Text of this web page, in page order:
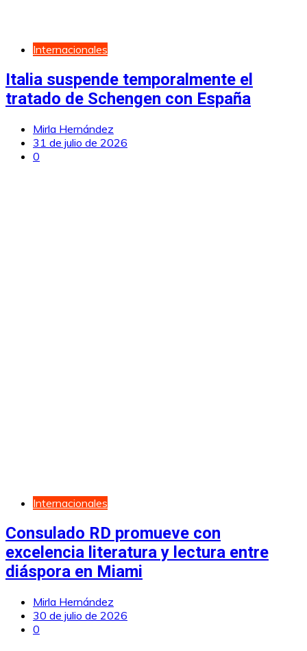
Internacionales
Italia suspende temporalmente el
tratado de Schengen con España
Mirla Hernández
31 de julio de 2026
0
Internacionales
Consulado RD promueve con
excelencia literatura y lectura entre
diáspora en Miami
Mirla Hernández
30 de julio de 2026
0